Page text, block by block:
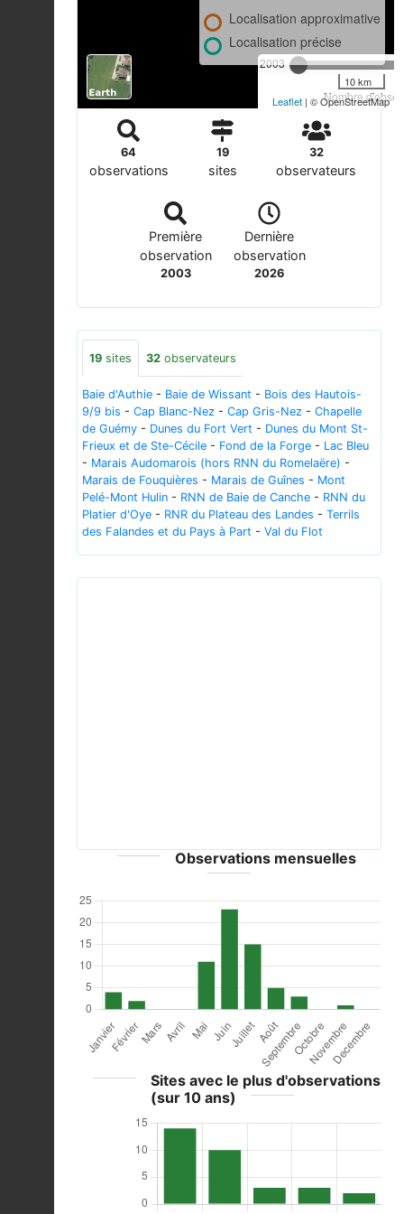
2003
Nombre
Localisation approximative
Localisation précise
10 km
Leaflet | © OpenStreetMap
64
observations
19
sites
32
observateurs
Première
observation
2003
Dernière
observation
2026
19 sites 32 observateurs
Baie d'Authie - Baie de Wissant - Bois des Hautois-
9/9 bis - Cap Blanc-Nez - Cap Gris-Nez - Chapelle
de Guémy - Dunes du Fort Vert - Dunes du Mont St-
Frieux et de Ste-Cécile - Fond de la Forge - Lac Bleu
- Marais Audomarois (hors RNN du Romelaëre) -
Marais de Fouquières - Marais de Guînes - Mont
Pelé-Mont Hulin - RNN de Baie de Canche - RNN du
Platier d'Oye - RNR du Plateau des Landes - Terrils
des Falandes et du Pays à Part - Val du Flot
Observations mensuelles
Sites avec le plus d'observations
(sur 10 ans)